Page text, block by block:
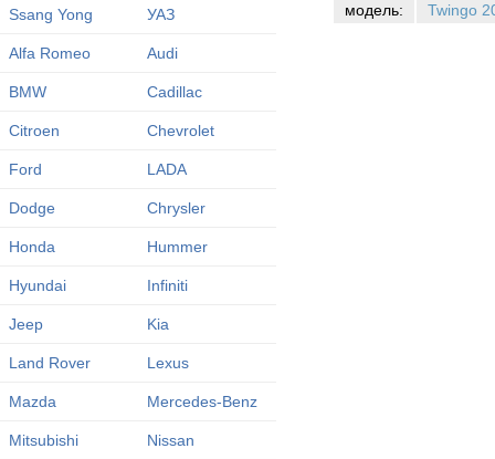
Ssang Yong УАЗ
Alfa Romeo Audi
BMW Cadillac
Citroen Chevrolet
Ford LADA
Dodge Chrysler
Honda Hummer
Hyundai Infiniti
Jeep Kia
Land Rover Lexus
Mazda Mercedes-Benz
Mitsubishi Nissan
модель:
Twingo